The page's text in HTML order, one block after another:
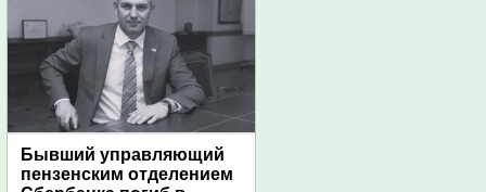
Бывший управляющий
пензенским отделением